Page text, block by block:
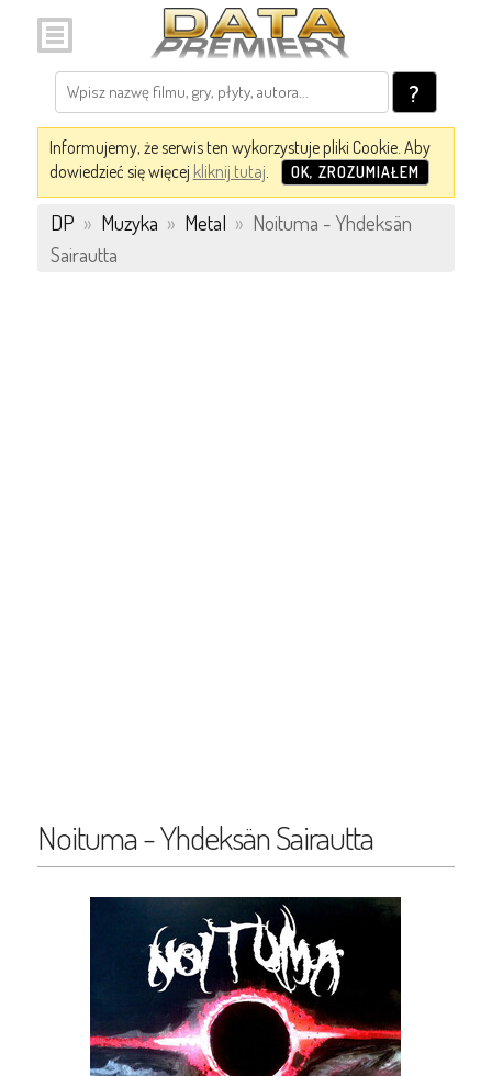
?
Informujemy, że serwis ten wykorzystuje pliki Cookie. Aby
dowiedzieć się więcej kliknij tutaj. OK, ZROZUMIAŁEM
DP » Muzyka » Metal » Noituma - Yhdeksän
Sairautta
Noituma - Yhdeksän Sairautta